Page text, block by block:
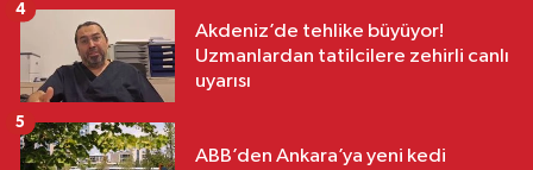
Akdeniz’de tehlike büyüyor!
Uzmanlardan tatilcilere zehirli canlı
uyarısı
4
ABB’den Ankara’ya yeni kedi
5